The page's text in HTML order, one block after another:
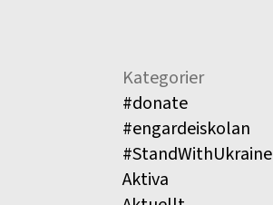
Kategorier
#donate
#engardeiskolan
#StandWithUkraine
Aktiva